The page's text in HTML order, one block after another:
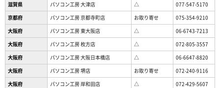
滋賀県 パソコン工房 大津店 △
077-547-5170
京都府
パソコン工房 京都寺町店 お取り寄せ
075-354-9210
大阪府
パソコン工房 東大阪店 △
06-6743-7213
大阪府
パソコン工房 枚方店 △
072-805-3557
大阪府
パソコン工房 大阪日本橋店 △
06-6647-8820
大阪府
パソコン工房 堺店 お取り寄せ
072-240-9116
大阪府
パソコン工房 岸和田店 △
072-429-5607